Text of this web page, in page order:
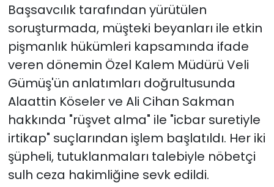
Başsavcılık tarafından yürütülen
soruşturmada, müşteki beyanları ile etkin
pişmanlık hükümleri kapsamında ifade
veren dönemin Özel Kalem Müdürü Veli
Gümüş'ün anlatımları doğrultusunda
Alaattin Köseler ve Ali Cihan Sakman
hakkında "rüşvet alma" ile "icbar suretiyle
irtikap" suçlarından işlem başlatıldı. Her iki
şüpheli, tutuklanmaları talebiyle nöbetçi
sulh ceza hakimliğine sevk edildi.